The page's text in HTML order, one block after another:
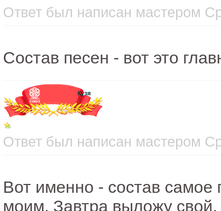
Ответ был написан мастером
Состав песен - вот это
Кузя
Ответ был написан мастером
Вот именно - состав самое
моим. Завтра выложу свой.